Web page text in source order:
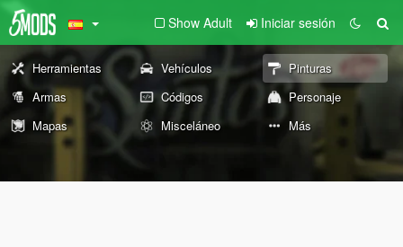
Show Adult Iniciar sesión
Herramientas Vehículos
Pinturas
Armas
Códigos
Personaje
Mapas
Misceláneo Más